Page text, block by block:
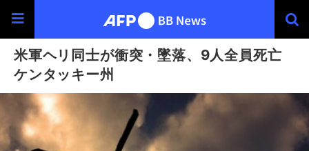
米軍ヘリ同士が衝突・墜落、9人全員死亡
ケンタッキー州